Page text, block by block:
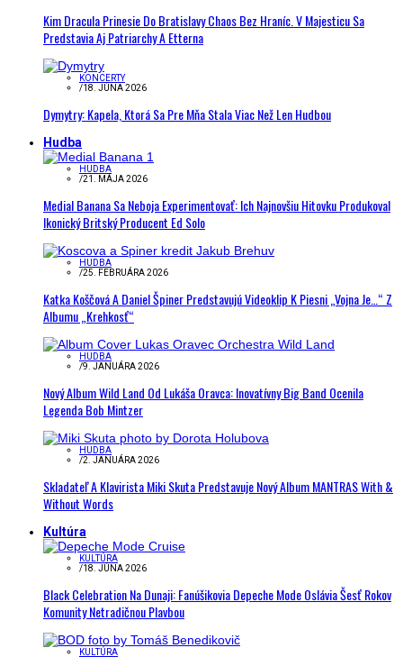
Kim Dracula Prinesie Do Bratislavy Chaos Bez Hraníc. V Majesticu Sa
Predstavia Aj Patriarchy A Etterna
KONCERTY
/18. JÚNA 2026
Dymytry: Kapela, Ktorá Sa Pre Mňa Stala Viac Než Len Hudbou
Hudba
HUDBA
/21. MÁJA 2026
Medial Banana Sa Neboja Experimentovať: Ich Najnovšiu Hitovku Produkoval
Ikonický Britský Producent Ed Solo
HUDBA
/25. FEBRUÁRA 2026
Katka Koščová A Daniel Špiner Predstavujú Videoklip K Piesni „Vojna Je…“ Z
Albumu „Krehkosť“
HUDBA
/9. JANUÁRA 2026
Nový Album Wild Land Od Lukáša Oravca: Inovatívny Big Band Ocenila
Legenda Bob Mintzer
HUDBA
/2. JANUÁRA 2026
Skladateľ A Klavirista Miki Skuta Predstavuje Nový Album MANTRAS With &
Without Words
Kultúra
KULTÚRA
/18. JÚNA 2026
Black Celebration Na Dunaji: Fanúšikovia Depeche Mode Oslávia Šesť Rokov
Komunity Netradičnou Plavbou
KULTÚRA